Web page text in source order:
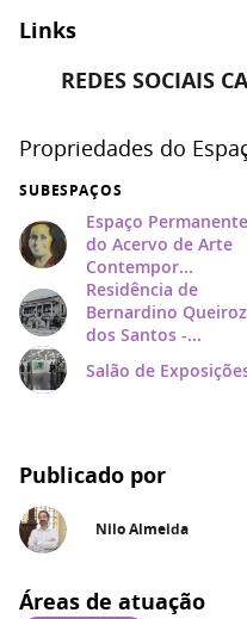
Links
REDES SOCIAIS
Propriedades do
SUBESPAÇOS
Espaço Permanente
do Acervo de Arte
Contempor...
Residência de
Bernardino Queiroz
dos Santos -...
Salão de
Publicado por
Nilo Almeida
Áreas de atuação